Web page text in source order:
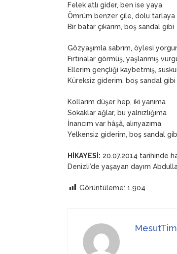
Felek atlı gider, ben ise yaya
Ömrüm benzer çile, dolu tarlaya
Bir batar çıkarım, boş sandal gibi
Gözyaşımla sabrım, öylesi
Fırtınalar görmüş, yaşlanmış
Ellerim gençliği kaybetmiş,
Küreksiz giderim, boş sandal gibi
Kollarım düşer hep, iki yanıma
Sokaklar ağlar, bu yalnızlığıma
İnancım var hâşâ, alınyazıma
Yelkensiz giderim, boş sandal
HİKAYESİ: 20.07.2014 tarihinde
Denizli’de yaşayan dayım
Görüntüleme: 1.904
MesutTim